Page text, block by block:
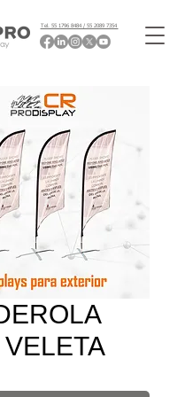
Tel. 55 1796 8484 / 55 2089 7354